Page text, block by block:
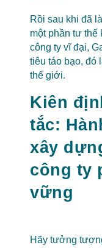
Rồi sau khi đã
một phần tư thế
công ty vĩ đại,
tiêu táo bạo, đó
thế giới.
Kiên
tắc:
xây
công ty
vững
Hãy tưởng